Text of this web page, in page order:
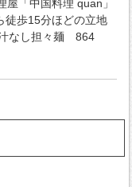
「中国料理 quan」
徒歩15分ほどの立地
なし担々麺 864